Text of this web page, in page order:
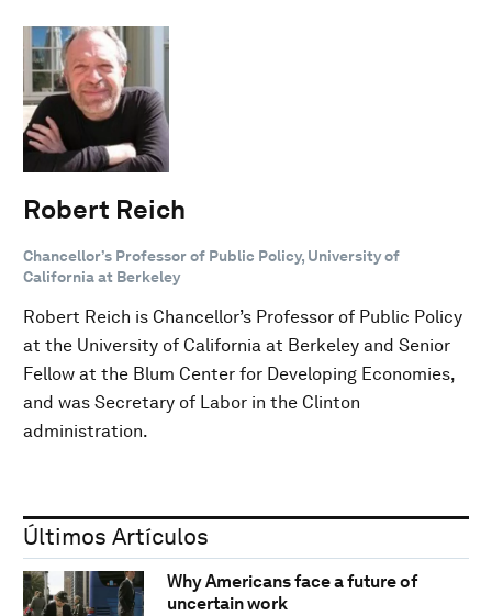
Robert Reich
Chancellor’s Professor of Public Policy, University of
California at Berkeley
Robert Reich is Chancellor’s Professor of Public Policy
at the University of California at Berkeley and Senior
Fellow at the Blum Center for Developing Economies,
and was Secretary of Labor in the Clinton
administration.
Últimos Artículos
Why Americans face a future of
uncertain work